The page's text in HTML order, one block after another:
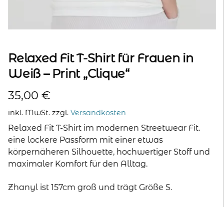
Relaxed Fit T-Shirt für Frauen in
Weiß – Print „Clique“
35,00 €
inkl. MwSt. zzgl. Versandkosten
Relaxed Fit T-Shirt im modernen Streetwear Fit.
eine lockere Passform mit einer etwas
körpernäheren Silhouette, hochwertiger Stoff und
maximaler Komfort für den Alltag.
Zhanyl ist 157cm groß und trägt Größe S.